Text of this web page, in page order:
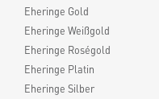
Eheringe Gold
Eheringe Weißgold
Eheringe Roségold
Eheringe Platin
Eheringe Silber